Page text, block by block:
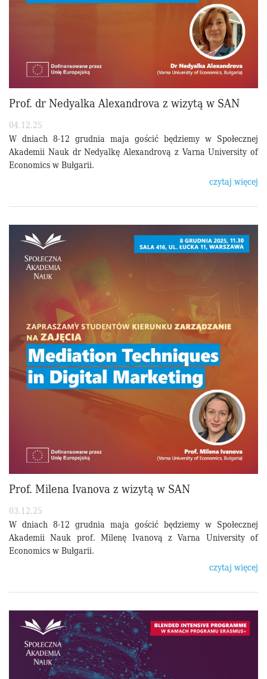
Prof. dr Nedyalka Alexandrova z wizytą w SAN
04.12.25
W dniach 8-12 grudnia maja gościć będziemy w Społecznej
Akademii Nauk dr Nedyalkę Alexandrovą z Varna University of
Economics w Bułgarii.
czytaj więcej
Prof. Milena Ivanova z wizytą w SAN
03.12.25
W dniach 8-12 grudnia maja gościć będziemy w Społecznej
Akademii Nauk prof. Milenę Ivanovą z Varna University of
Economics w Bułgarii.
czytaj więcej